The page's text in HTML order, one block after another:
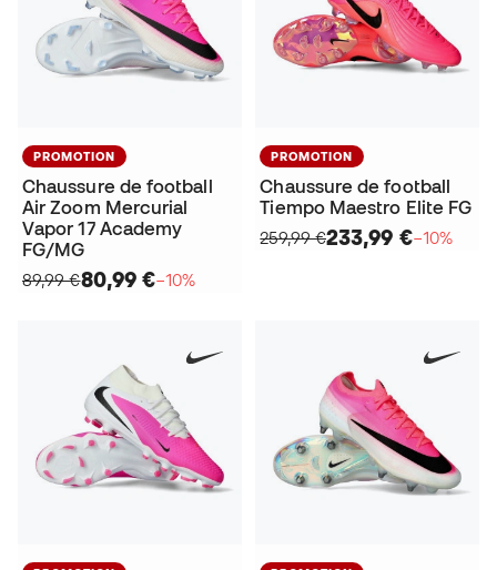
PROMOTION
Chaussure de football
Air Zoom Mercurial
Vapor 17 Academy
FG/MG
89,99 €80,99 €−10%
PROMOTION
Chaussure de football
Tiempo Maestro Elite FG
259,99 €233,99 €−10%